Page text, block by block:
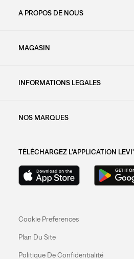
A PROPOS DE NOUS
MAGASIN
INFORMATIONS LEGALES
NOS MARQUES
TÉLÉCHARGEZ L'APPLICATION
Cookie Preferences
Plan Du Site
Politique De Confidentialité